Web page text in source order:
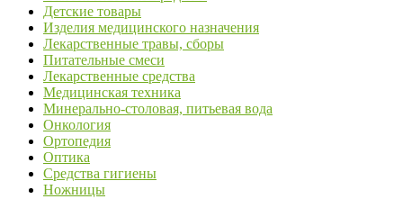
Детские товары
Изделия медицинского назначения
Лекарственные травы, сборы
Питательные смеси
Лекарственные средства
Медицинская техника
Минерально-столовая, питьевая вода
Онкология
Ортопедия
Оптика
Средства гигиены
Ножницы